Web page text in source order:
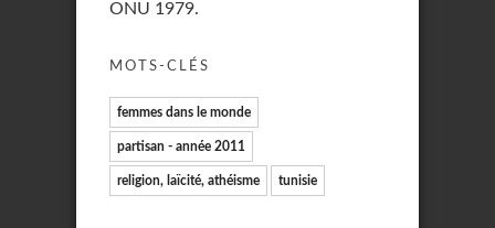
ONU 1979.
MOTS-CLÉS
femmes dans le monde
partisan - année 2011
religion, laïcité, athéisme tunisie